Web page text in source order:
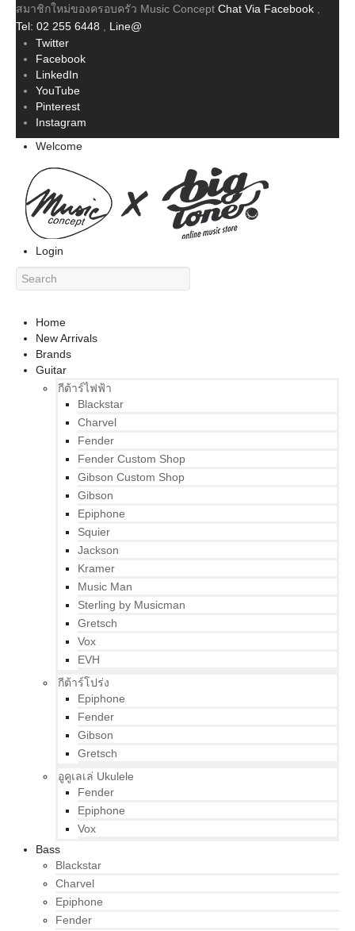
สมาชิกใหม่ของครอบครัว Music Concept Chat Via Facebook
Tel: 02 255 6448
Line@
Twitter
Facebook
LinkedIn
YouTube
Pinterest
Instagram
Welcome
Login
Home
New Arrivals
Brands
Guitar
กีต้าร์ไฟฟ้า
Blackstar
Charvel
Fender
Fender Custom Shop
Gibson Custom Shop
Gibson
Epiphone
Squier
Jackson
Kramer
Music Man
Sterling by Musicman
Gretsch
Vox
EVH
กีต้าร์โปร่ง
Epiphone
Fender
Gibson
Gretsch
อูคูเลเล่ Ukulele
Fender
Epiphone
Vox
Bass
Blackstar
Charvel
Epiphone
Fender